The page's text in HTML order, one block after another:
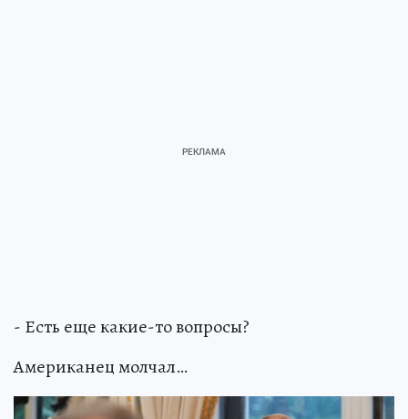
- Есть еще какие-то вопросы?
Американец молчал…